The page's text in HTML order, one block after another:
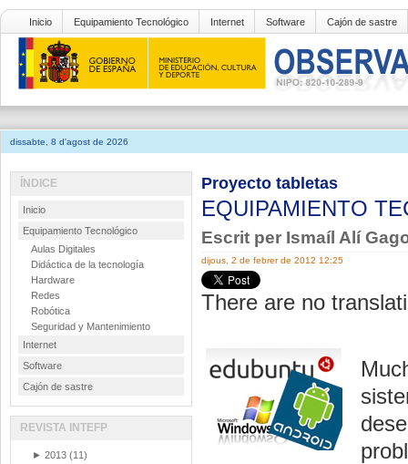
Inicio Equipamiento Tecnológico Internet Software Cajón de sastre
dissabte, 8 d'agost de 2026
Proyecto tabletas
EQUIPAMIENTO
Escrit per Ismaíl Alí
dijous, 2 de febrer de 2012 12:25
There are no
ÍNDICE
Inicio
Equipamiento Tecnológico
Aulas Digitales
Didáctica de la tecnología
Hardware
Redes
Robótica
Seguridad y Mantenimiento
Internet
Software
Cajón de sastre
REVISTA INTEFP
► 2013 (11)